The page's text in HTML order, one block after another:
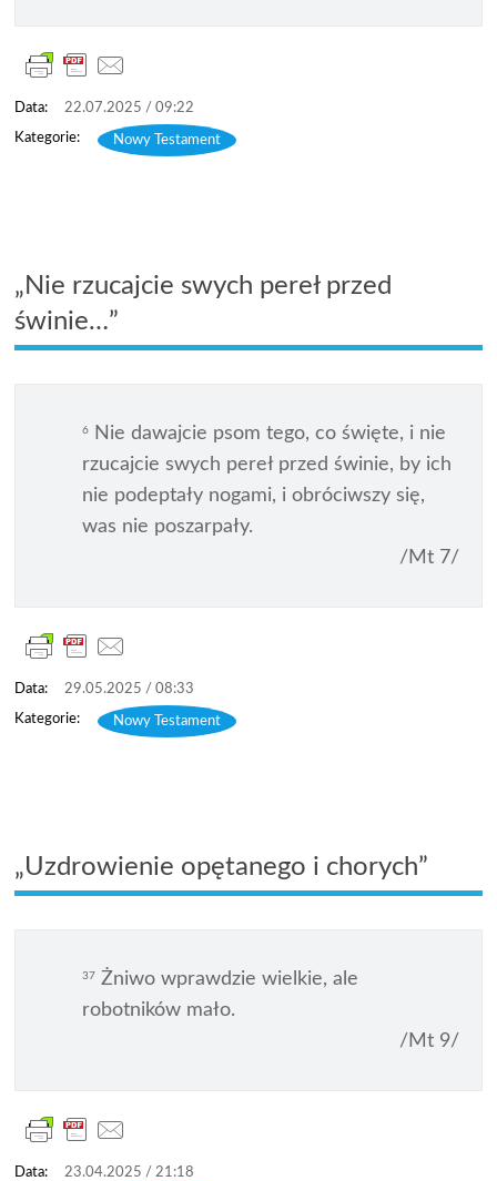
22.07.2025 / 09:22
Nowy Testament
„Nie rzucajcie swych pereł przed
świnie…”
6
Nie dawajcie psom tego, co święte, i nie
rzucajcie swych pereł przed świnie, by ich
nie podeptały nogami, i obróciwszy się,
was nie poszarpały.
/Mt 7/
29.05.2025 / 08:33
Nowy Testament
„Uzdrowienie opętanego i chorych”
37 Żniwo wprawdzie wielkie, ale
robotników mało.
/Mt 9/
23.04.2025 / 21:18